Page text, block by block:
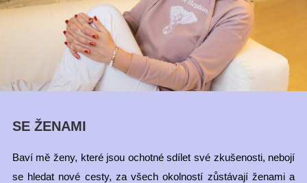
SE ŽENAMI
Baví mě ženy, které jsou ochotné sdílet své zkušenosti, nebojí
se hledat nové cesty, za všech okolností zůstávají ženami a